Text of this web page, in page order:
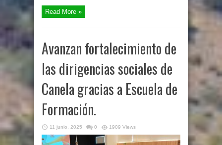
Read More »
Avanzan fortalecimiento de
las dirigencias sociales de
Canela gracias a Escuela de
Formación.
11 junio, 2025 0 1909 Views